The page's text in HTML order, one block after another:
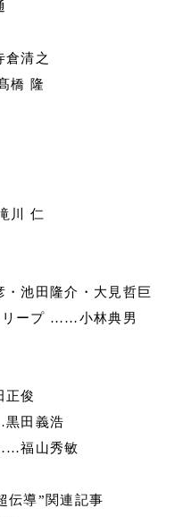
清之
橋 隆
川 仁
田隆介・大見哲巨
ープ ……小林典男
俊
田義浩
福山秀敏
伝導”関連記事